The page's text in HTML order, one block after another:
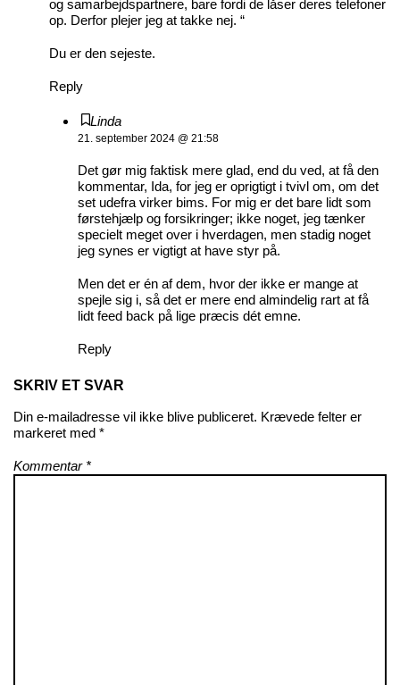
og samarbejdspartnere, bare fordi de låser deres telefoner
op. Derfor plejer jeg at takke nej. “
Du er den sejeste.
Reply
Linda
21. september 2024 @ 21:58
Det gør mig faktisk mere glad, end du ved, at få den
kommentar, Ida, for jeg er oprigtigt i tvivl om, om det
set udefra virker bims. For mig er det bare lidt som
førstehjælp og forsikringer; ikke noget, jeg tænker
specielt meget over i hverdagen, men stadig noget
jeg synes er vigtigt at have styr på.
Men det er én af dem, hvor der ikke er mange at
spejle sig i, så det er mere end almindelig rart at få
lidt feed back på lige præcis dét emne.
Reply
SKRIV ET SVAR
Din e-mailadresse vil ikke blive publiceret. Krævede felter er
markeret med *
Kommentar *